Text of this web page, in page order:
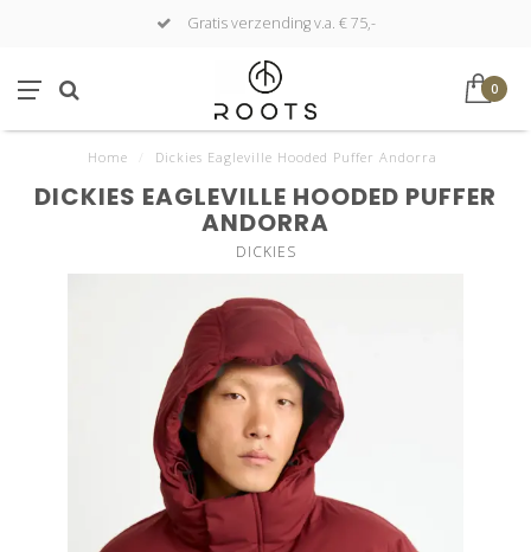
Gratis verzending v.a. € 75,-
0
Home Dickies Eagleville Hooded Puffer Andorra
DICKIES EAGLEVILLE HOODED PUFFER
ANDORRA
DICKIES